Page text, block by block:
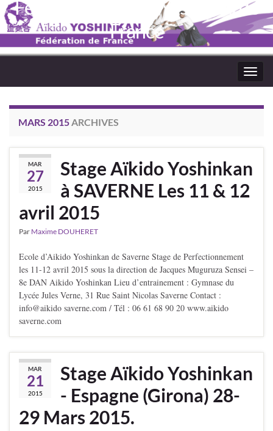
Fédération Aïkido Yoshinkaï de
France
MARS 2015ARCHIVES
MAR
27
2015
Stage Aïkido Yoshinkan
à SAVERNE Les 11 & 12
avril 2015
Par Maxime DOUHERET
Ecole d’Aikido Yoshinkan de Saverne Stage de Perfectionnement
les 11-12 avril 2015 sous la direction de Jacques Muguruza Sensei –
8e DAN Aikido Yoshinkan Lieu d’entrainement : Gymnase du
Lycée Jules Verne, 31 Rue Saint Nicolas Saverne Contact :
info@aikido saverne.com / Tél : 06 61 68 90 20 www.aikido
saverne.com
MAR
21
2015
Stage Aïkido Yoshinkan
- Espagne (Girona) 28-
29 Mars 2015.